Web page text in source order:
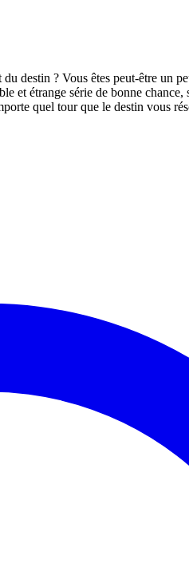
destin ? Vous êtes peut-être un
et étrange série de bonne
quel tour que le destin vous